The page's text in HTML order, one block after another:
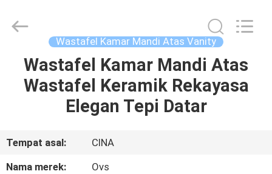
RUMAH
TENTANG
KAMI
Copyright
bathroomstoilet.com.
Reserved.
Wastafel Kamar Mandi Atas Vanity
Wastafel Kamar Mandi Atas
Wastafel Keramik Rekayasa
Elegan Tepi Datar
Tempat asal:
CINA
Nama merek:
Ovs